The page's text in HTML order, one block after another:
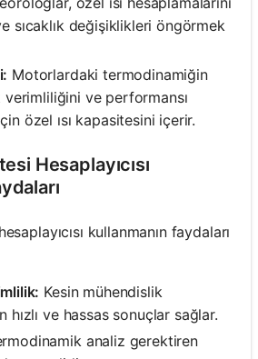
sıcaklık değişiklikleri öngörmek
Motorlardaki termodinamiğin
verimliliğini ve performansı
özel ısı kapasitesini içerir.
Hesaplayıcısı
kullanmanın faydaları
Kesin mühendislik
hızlı ve hassas sonuçlar sağlar.
analiz gerektiren